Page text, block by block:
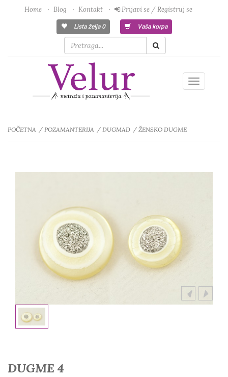
Home Blog Kontakt Prijavi se / Registruj se
Lista želja 0 Vaša korpa
Toggle
POČETNA POZAMANTERIJA DUGMAD ŽENSKO DUGME
DUGME 4